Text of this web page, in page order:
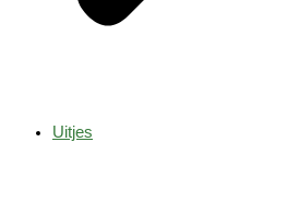
Uitjes